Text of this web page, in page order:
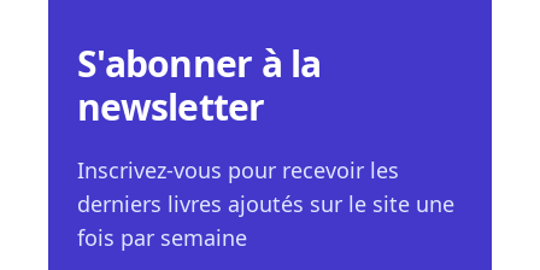
S'abonner à la
newsletter
Inscrivez-vous pour recevoir les
derniers livres ajoutés sur le site une
fois par semaine